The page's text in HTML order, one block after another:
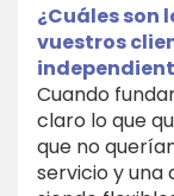
¿Cuáles son
vuestros
Cuando
claro lo que
que no
servicio y